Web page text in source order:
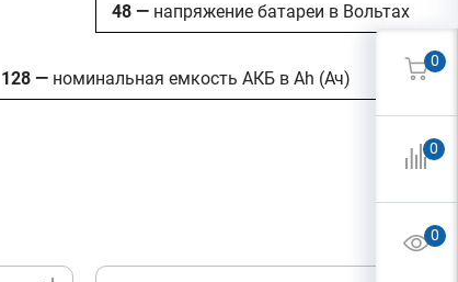
48 — напряжение батареи в Вольтах
128 — номинальная емкость АКБ в Ah (Ач)
0
0
0